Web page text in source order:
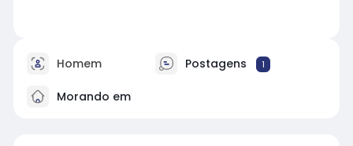
Homem Postagens 1
Morando em